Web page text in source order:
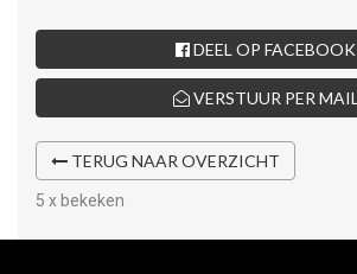
DEEL OP FACEBOOK
VERSTUUR PER MAIL
TERUG NAAR OVERZICHT
5 x bekeken